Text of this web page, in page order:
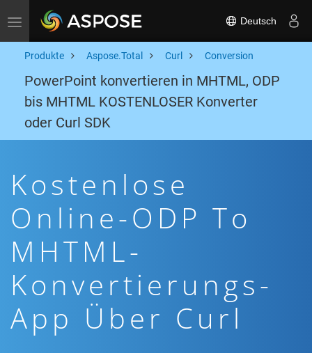
Toggle navigation Deutsch
Produkte Aspose.Total Curl Conversion
PowerPoint konvertieren in MHTML, ODP
bis MHTML KOSTENLOSER Konverter
oder Curl SDK
Kostenlose
Online-ODP To
MHTML-
Konvertierungs-
App Über Curl